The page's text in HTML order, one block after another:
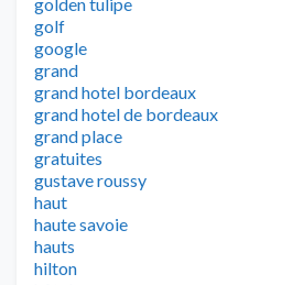
golf
google
grand
grand hotel bordeaux
grand hotel de bordeaux
grand place
gratuites
gustave roussy
haut
haute savoie
hauts
hilton